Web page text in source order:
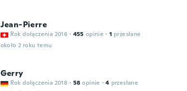
Jean-Pierre
Rok dołączenia 2016 · 455 opinie · 1 przesłane
około 2 roku temu
Gerry
Rok dołączenia 2018 · 58 opinie · 4 przesłane